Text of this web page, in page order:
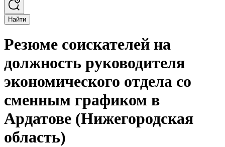
Найти
Резюме соискателей на
должность руководителя
экономического отдела со
сменным графиком в
Ардатове (Нижегородская
область)